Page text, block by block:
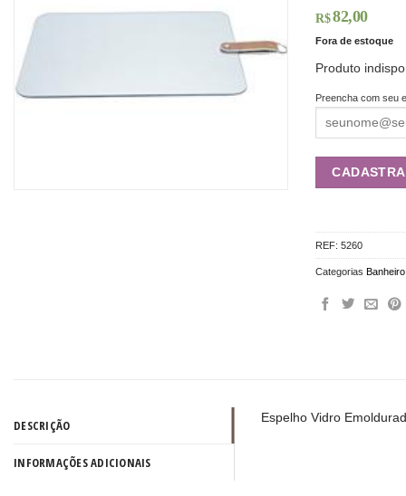
R$ 82,00
Fora de estoque
Produto
Preencha com seu
REF:5260
CategoriasBanheiro
DESCRIÇÃO
INFORMAÇÕES ADICIONAIS
Espelho Vidro